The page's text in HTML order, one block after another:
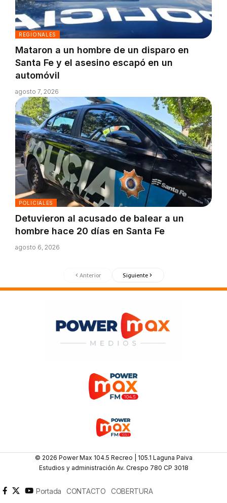
REGIONALES
Mataron a un hombre de un disparo en
Santa Fe y el asesino escapó en un
automóvil
agosto 7, 2026
POLICIALES
Detuvieron al acusado de balear a un
hombre hace 20 días en Santa Fe
agosto 6, 2026
Anterior Siguiente
© 2026 Power Max 104.5 Recreo | 105.1 Laguna Paiva
Estudios y administración Av. Crespo 780 CP 3018
Portada CONTACTO COBERTURA